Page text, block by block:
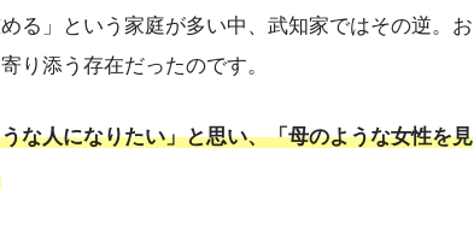
る」という家庭が多い中、武知家ではその逆。お
り添う存在だったのです。
な人になりたい」と思い、「母のような女性を見